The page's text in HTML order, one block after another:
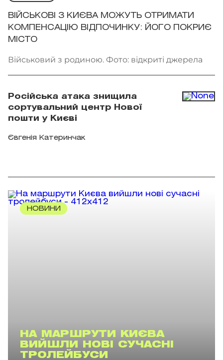
ВІЙСЬКОВІ З КИЄВА МОЖУТЬ ОТРИМАТИ
КОМПЕНСАЦІЮ ВІДПОЧИНКУ: ЙОГО ПОКРИЄ
МІСТО
Військовий з родиною. Фото: відкриті джерела
Російська атака знищила
сортувальний центр Нової
пошти у Києві
Євгенія Катеринчак
НОВИНИ
НА МАРШРУТИ КИЄВА
ВИЙШЛИ НОВІ СУЧАСНІ
ТРОЛЕЙБУСИ